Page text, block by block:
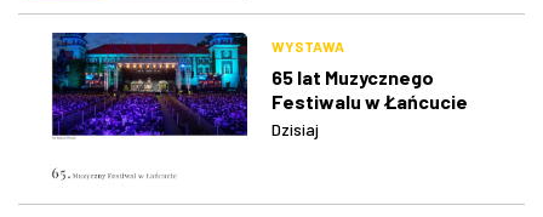
WYSTAWA
65 lat Muzycznego
Festiwalu w Łańcucie
Dzisiaj